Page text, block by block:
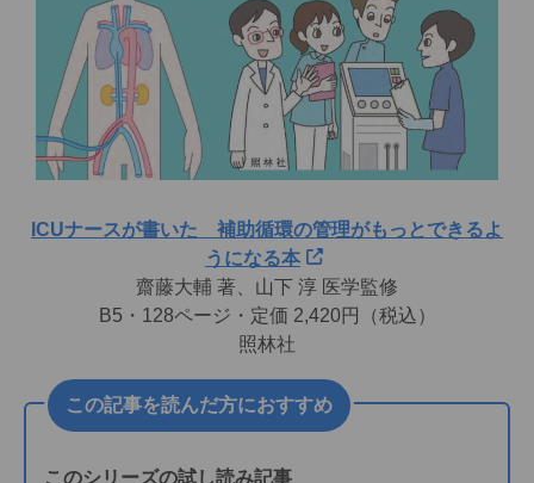
ICUナースが書いた 補助循環の管理がもっとできるよ
うになる本
齋藤大輔 著、山下 淳 医学監修
B5・128ページ・定価 2,420円（税込）
照林社
この記事を読んだ方におすすめ
このシリーズの試し読み記事